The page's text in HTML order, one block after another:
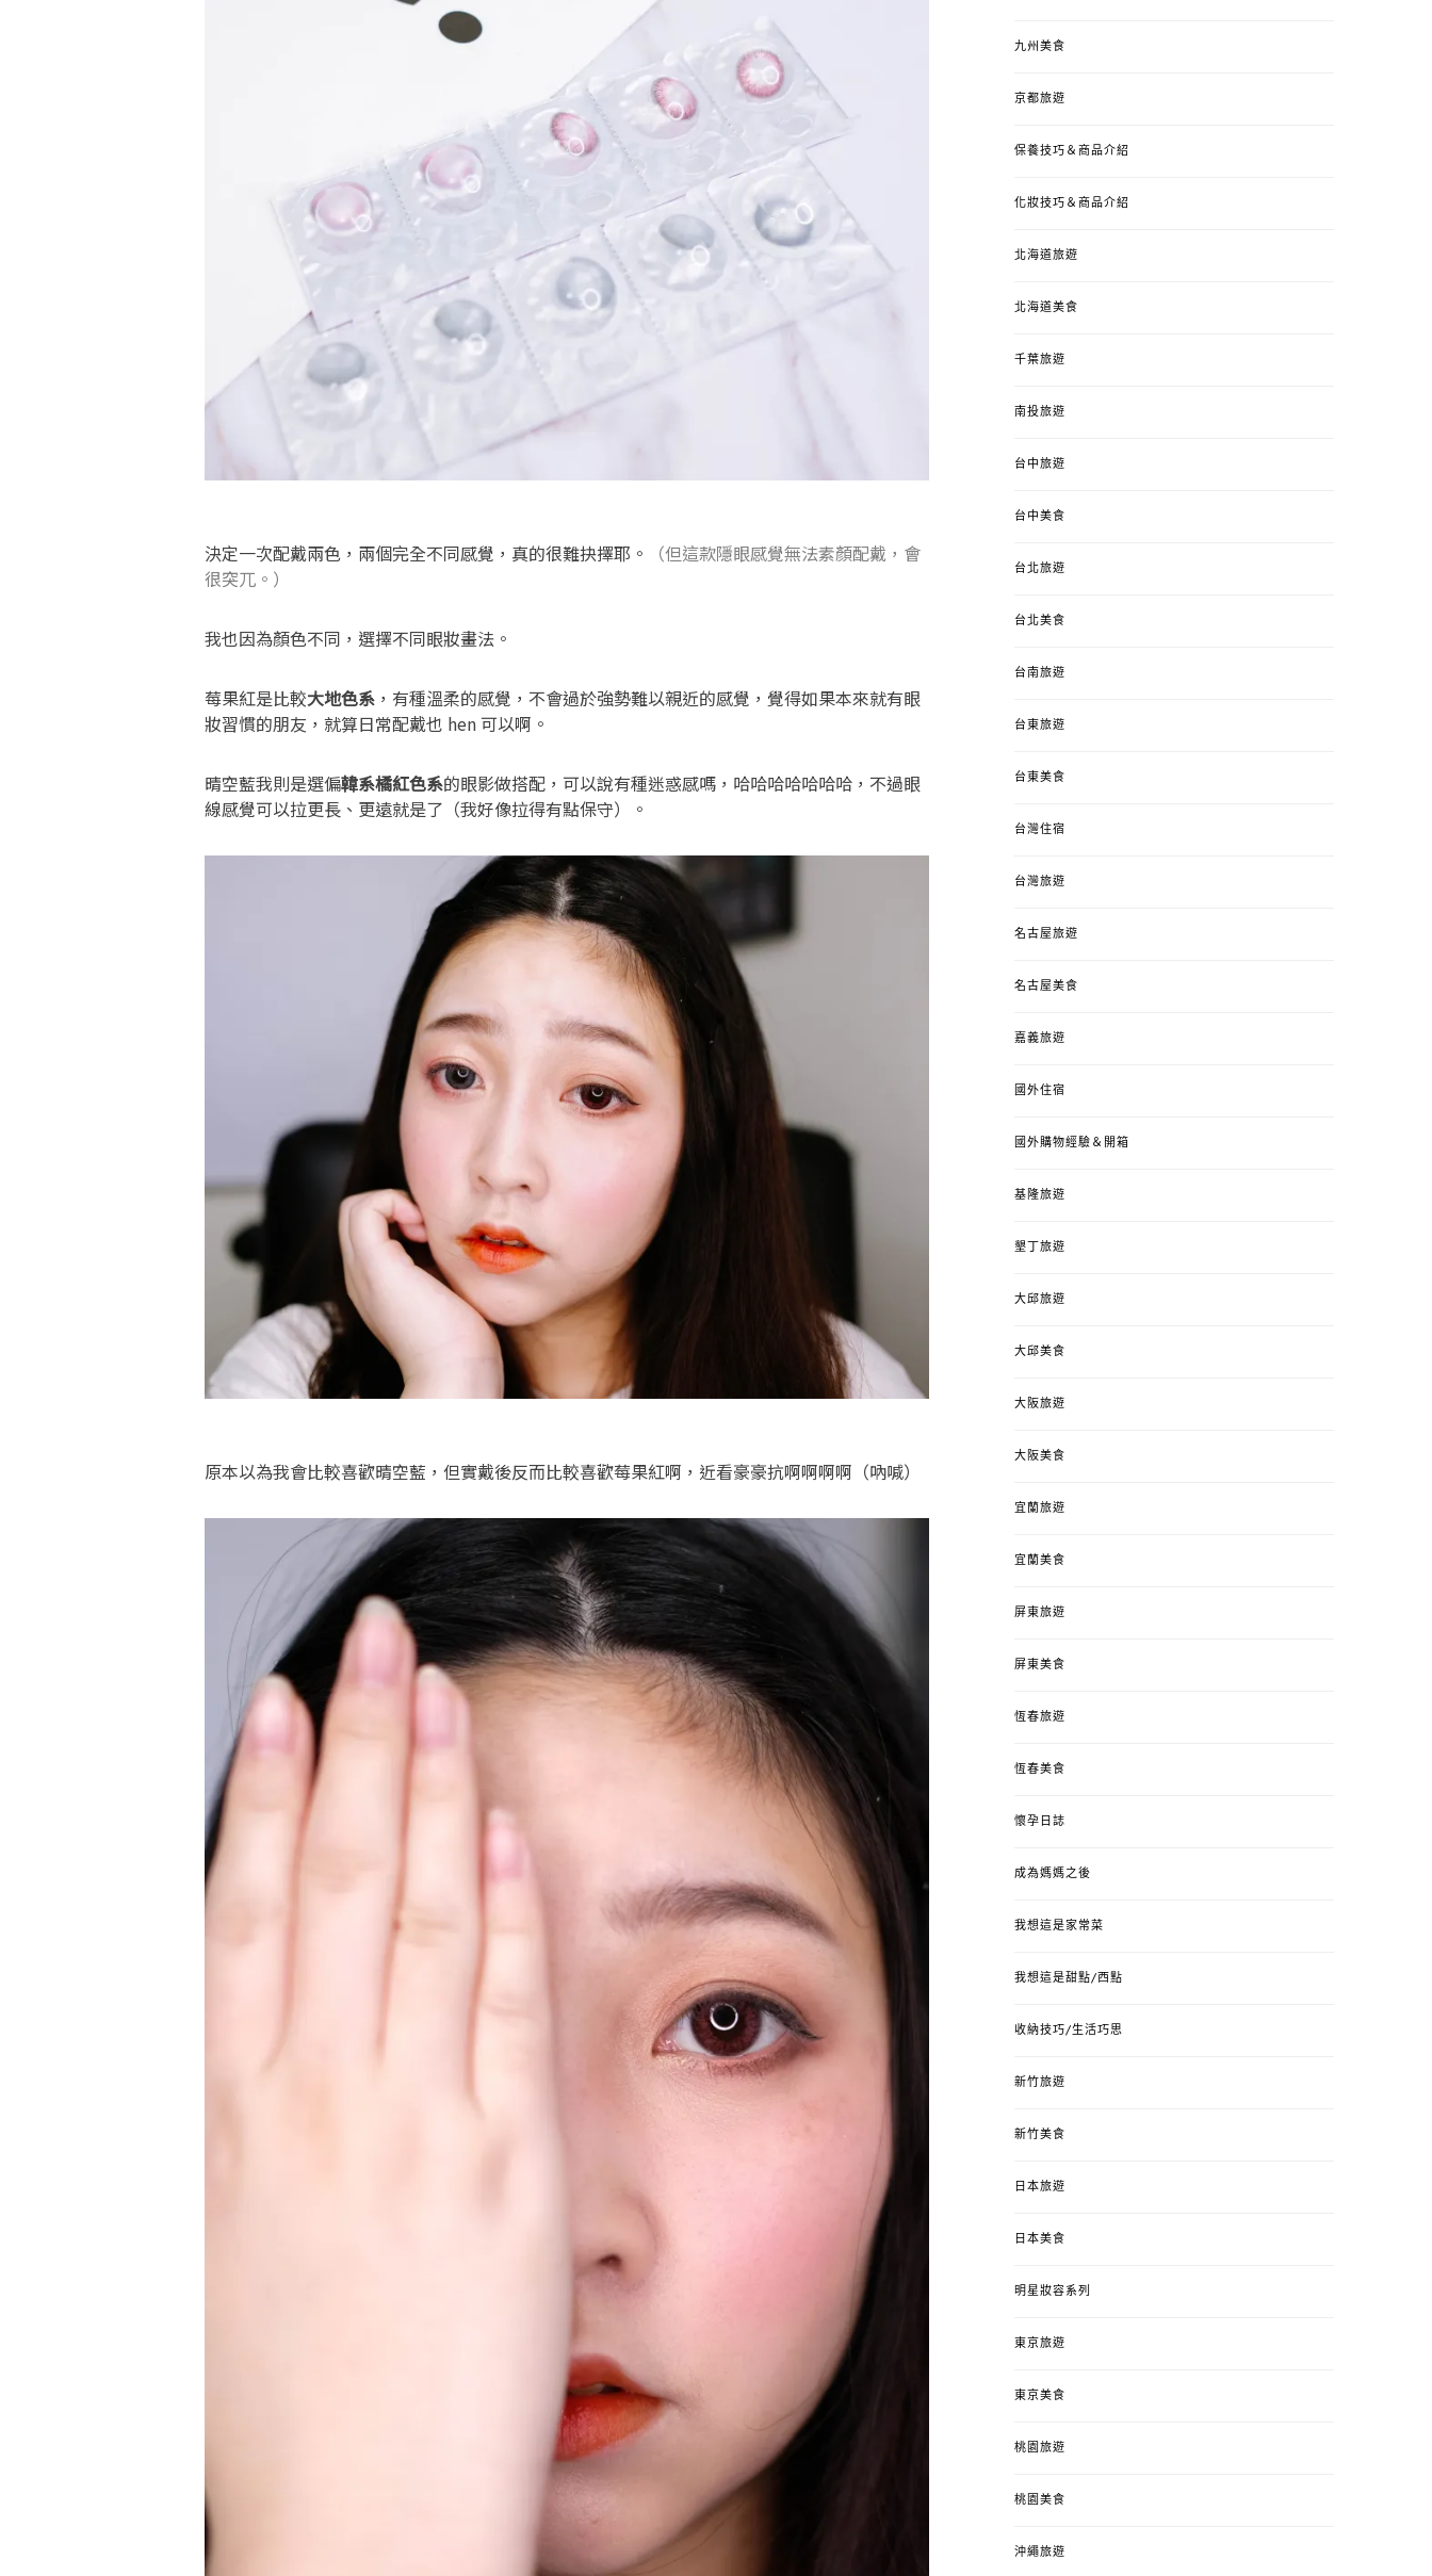
決定一次配戴兩色，兩個完全不同感覺，真的很難抉擇耶。
（但這款隱眼感覺無法素顏配戴，會
很突兀。）
我也因為顏色不同，選擇不同眼妝畫法。
莓果紅是比較大地色系 ，有種溫柔的感覺，不會過於強勢難以親近的感覺，覺得如果本來就有眼
妝習慣的朋友，就算日常配戴也 hen 可以啊。
晴空藍我則是選偏韓系橘紅色系的眼影做搭配，可以說有種迷惑感嗎，哈哈哈哈哈哈哈，不過眼
線感覺可以拉更長、更遠就是了（我好像拉得有點保守）。
原本以為我會比較喜歡晴空藍，但實戴後反而比較喜歡莓果紅啊，近看豪豪抗啊啊啊啊（吶喊）
九州美食
京都旅遊
保養技巧＆商品介紹
化妝技巧＆商品介紹
北海道旅遊
北海道美食
千葉旅遊
南投旅遊
台中旅遊
台中美食
台北旅遊
台北美食
台南旅遊
台東旅遊
台東美食
台灣住宿
台灣旅遊
名古屋旅遊
名古屋美食
嘉義旅遊
國外住宿
國外購物經驗＆開箱
基隆旅遊
墾丁旅遊
大邱旅遊
大邱美食
大阪旅遊
大阪美食
宜蘭旅遊
宜蘭美食
屏東旅遊
屏東美食
恆春旅遊
恆春美食
懷孕日誌
成為媽媽之後
我想這是家常菜
我想這是甜點/西點
收納技巧/生活巧思
新竹旅遊
新竹美食
日本旅遊
日本美食
明星妝容系列
東京旅遊
東京美食
桃園旅遊
桃園美食
沖繩旅遊